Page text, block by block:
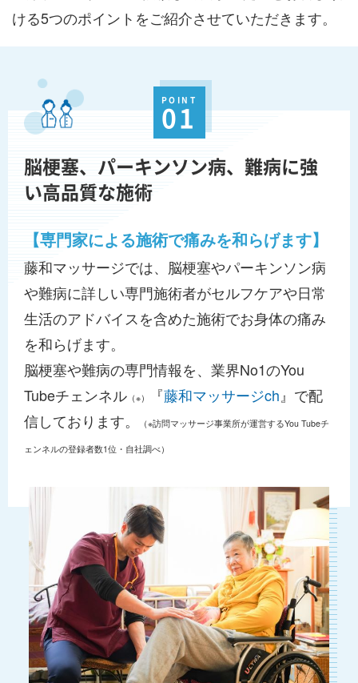
ける5つのポイントをご紹介させていただきます。
POINT
01
脳梗塞、パーキンソン病、難病に強
い高品質な施術
【専門家による施術で痛みを和らげます】
藤和マッサージでは、脳梗塞やパーキンソン病
や難病に詳しい専門施術者がセルフケアや日常
生活のアドバイスを含めた施術でお身体の痛み
を和らげます。
脳梗塞や難病の専門情報を、業界No1のYou
Tubeチェンネル （※） 『藤和マッサージch 』で配
信しております。
（※訪問マッサージ事業所が運営するYou Tubeチ
ェンネルの登録者数1位・自社調べ）